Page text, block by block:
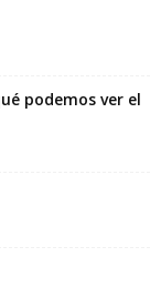
podemos ver el